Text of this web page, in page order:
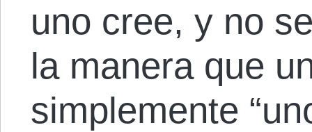
uno cree, y no
la manera que
simplemente